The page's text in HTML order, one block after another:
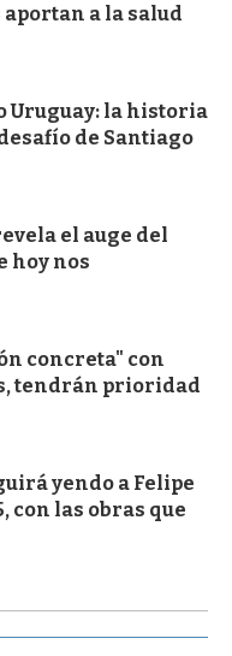
a la salud
Uruguay: la historia
de Santiago
el auge del
hoy nos
concreta" con
tendrán prioridad
yendo a Felipe
con las obras que